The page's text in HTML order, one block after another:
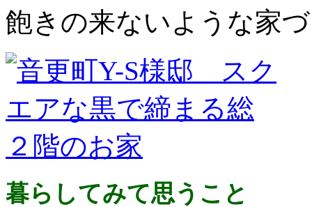
飽きの来ないような家
暮らしてみて思うこと